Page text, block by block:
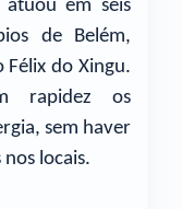
atuou em seis
de Belém,
Félix do Xingu.
rapidez os
sem haver
locais.